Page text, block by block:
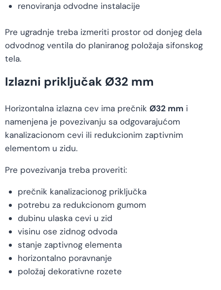
renoviranja odvodne instalacije
Pre ugradnje treba izmeriti prostor od donjeg dela
odvodnog ventila do planiranog položaja sifonskog
tela.
Izlazni priključak Ø32 mm
Horizontalna izlazna cev ima prečnik Ø32 mm i
namenjena je povezivanju sa odgovarajućom
kanalizacionom cevi ili redukcionim zaptivnim
elementom u zidu.
Pre povezivanja treba proveriti:
prečnik kanalizacionog priključka
potrebu za redukcionom gumom
dubinu ulaska cevi u zid
visinu ose zidnog odvoda
stanje zaptivnog elementa
horizontalno poravnanje
položaj dekorativne rozete